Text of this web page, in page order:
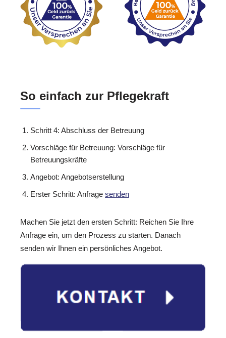
So einfach zur Pflegekraft
Schritt 4: Abschluss der Betreuung
Vorschläge für Betreuung: Vorschläge für
Betreuungskräfte
Angebot: Angebotserstellung
Erster Schritt: Anfrage senden
Machen Sie jetzt den ersten Schritt: Reichen Sie Ihre
Anfrage ein, um den Prozess zu starten. Danach
senden wir Ihnen ein persönliches Angebot.